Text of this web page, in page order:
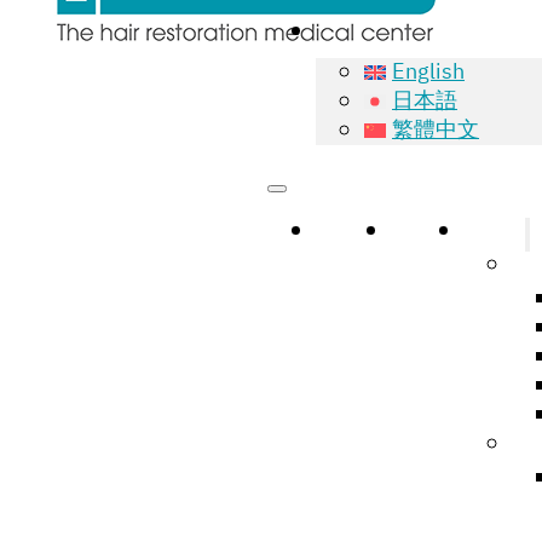
English
日本語
繁體中文
หน้าแรก เกี่ยวกับ